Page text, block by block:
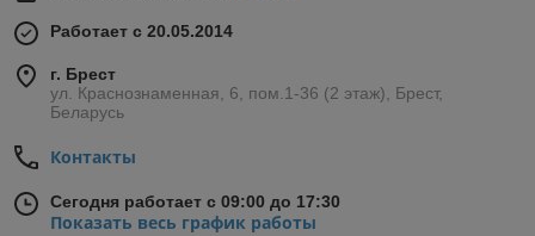
Работает с 20.05.2014
г. Брест
ул. Краснознаменная, 6, пом.1-36 (2 этаж), Брест,
Беларусь
Контакты
Сегодня работает с 09:00 до 17:30
Показать весь график работы